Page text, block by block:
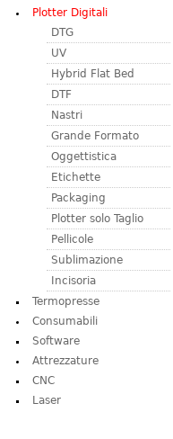
Plotter Digitali
DTG
UV
Hybrid Flat Bed
DTF
Nastri
Grande Formato
Oggettistica
Etichette
Packaging
Plotter solo Taglio
Pellicole
Sublimazione
Incisoria
Termopresse
Consumabili
Software
Attrezzature
CNC
Laser